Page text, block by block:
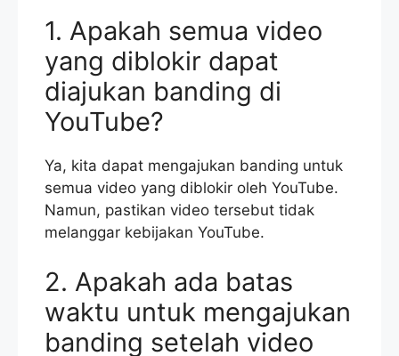
1. Apakah semua video
yang diblokir dapat
diajukan banding di
YouTube?
Ya, kita dapat mengajukan banding untuk
semua video yang diblokir oleh YouTube.
Namun, pastikan video tersebut tidak
melanggar kebijakan YouTube.
2. Apakah ada batas
waktu untuk mengajukan
banding setelah video